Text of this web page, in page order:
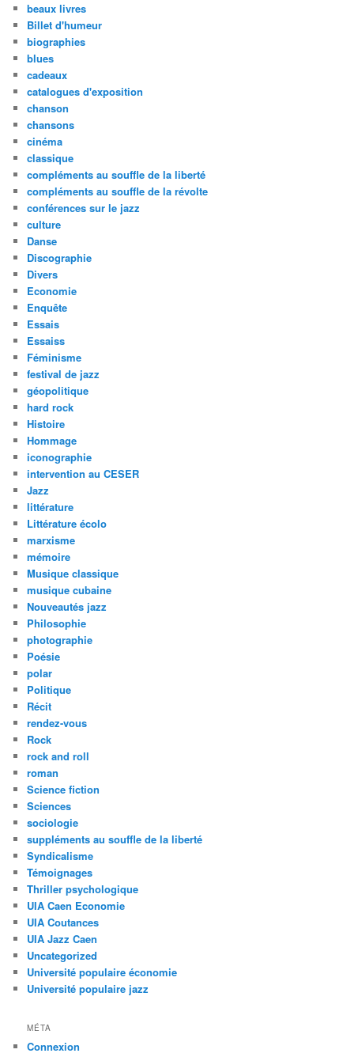
beaux livres
Billet d'humeur
biographies
blues
cadeaux
catalogues d'exposition
chanson
chansons
cinéma
classique
compléments au souffle de la liberté
compléments au souffle de la révolte
conférences sur le jazz
culture
Danse
Discographie
Divers
Economie
Enquête
Essais
Essaiss
Féminisme
festival de jazz
géopolitique
hard rock
Histoire
Hommage
iconographie
intervention au CESER
Jazz
littérature
Littérature écolo
marxisme
mémoire
Musique classique
musique cubaine
Nouveautés jazz
Philosophie
photographie
Poésie
polar
Politique
Récit
rendez-vous
Rock
rock and roll
roman
Science fiction
Sciences
sociologie
suppléments au souffle de la liberté
Syndicalisme
Témoignages
Thriller psychologique
UIA Caen Economie
UIA Coutances
UIA Jazz Caen
Uncategorized
Université populaire économie
Université populaire jazz
MÉTA
Connexion